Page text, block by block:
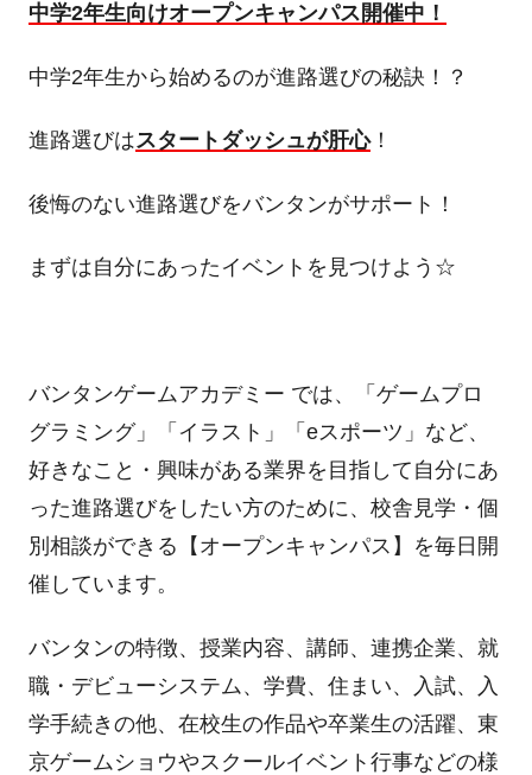
中学2年生向けオープンキャンパス開催中！
中学2年生から始めるのが進路選びの秘訣！？
進路選びはスタートダッシュが肝心！
後悔のない進路選びをバンタンがサポート！
まずは自分にあったイベントを見つけよう☆
バンタンゲームアカデミー では、「ゲームプロ
グラミング」「イラスト」「eスポーツ」など、
好きなこと・興味がある業界を目指して自分にあ
った進路選びをしたい方のために、校舎見学・個
別相談ができる【オープンキャンパス】を毎日開
催しています。
バンタンの特徴、授業内容、講師、連携企業、就
職・デビューシステム、学費、住まい、入試、入
学手続きの他、在校生の作品や卒業生の活躍、東
京ゲームショウやスクールイベント行事などの様